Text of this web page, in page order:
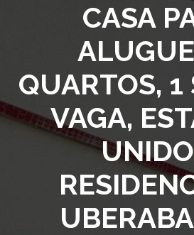
CASA
QUARTOS, 1
VAGA,